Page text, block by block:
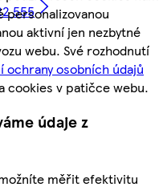
personalizovanou
aktivní jen nezbytné
webu. Své rozhodnutí
ochrany osobních údajů
cookies v patičce webu.
údaje z
měřit efektivitu
555